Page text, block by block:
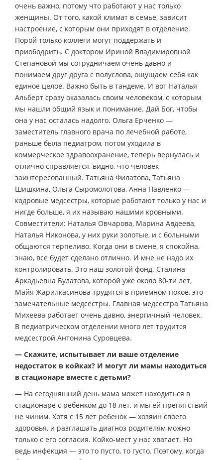
очень важно, потому что работают у нас только
женщины. От того, какой климат в семье, зависит
настроение, с которым они приходят в отделение.
Порой только коллеги могут поддержать и
приободрить. С доктором Ириной Владимировной
Степановой мы сотрудничаем очень давно и
понимаем друг друга с полуслова, ощущаем себя как
единое целое. Важно быть в тандеме. И вот Наталья
Альберт сразу оказалась своим человеком, с которым
мы нашли общий язык и понимание. Дай Бог, чтобы
она у нас осталась надолго. Ольга Ерченко —
заместитель главного врача по лечебной работе,
раньше была педиатром, потом уходила в
коммерческое здравоохранение, теперь вернулась и
отлично справляется, видно, что человек
заинтересованный. Татьяна Филатова, Татьяна
Шишкина, Ольга Сыромолотова, Анна Павленко —
кадровые медсестры, которые работают только у нас и
нигде больше, я их называю нашими кровными.
Совместители: Наталья Овчарова, Марина Авдеева,
Наталья Никонова, у них руки золотые, и с больными
общаются терпеливо. Когда они в смене, я спокойна,
знаю, все будет сделано отлично. И мне не надо их
контролировать. Это наш золотой фонд. Сталина
Аркадьевна Булатова, которой уже около 80-ти лет,
Майя Жарилкасинова трудятся в приемном покое, это
замечательные медсестры. Главная медсестра Татьяна
Михеева работает очень давно, энергичный человек.
В педиатрическом отделении много лет трудится
медсестрой Антонина Суровцева.
— Скажите, испытывает ли ваше отделение
недостаток в койках? И могут ли мамы находиться
в стационаре вместе с детьми?
— На сегодняшний день мама может находиться в
стационаре с ребенком до 18 лет, и мы ей препятствий
не чиним. Хотя с 15 лет ребенок — хозяин своего
здоровья, и разглашать диагноз родителям можно
только с его согласия. Койко-мест у нас хватает. Но
ведь инфекция — это то пусто, то густо. Поэтому, когда